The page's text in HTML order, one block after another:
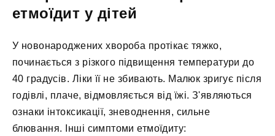
етмоїдит у дітей
У новонароджених хвороба протікає тяжко,
починається з різкого підвищення температури до
40 градусів. Ліки її не збивають. Малюк зригує після
годівлі, плаче, відмовляється від їжі. З'являються
ознаки інтоксикації, зневоднення, сильне
блювання. Інші симптоми етмоїдиту: